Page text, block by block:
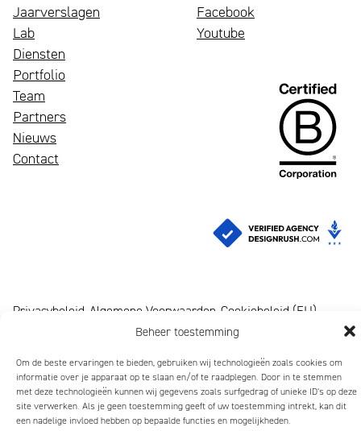
Beheer toestemming
Om de beste ervaringen te bieden, gebruiken wij technologieën zoals cookies om
informatie over je apparaat op te slaan en/of te raadplegen. Door in te stemmen
met deze technologieën kunnen wij gegevens zoals surfgedrag of unieke ID's op deze
site verwerken. Als je geen toestemming geeft of uw toestemming intrekt, kan dit
een nadelige invloed hebben op bepaalde functies en mogelijkheden.
Jaarverslagen
Lab
Diensten
Portfolio
Een
bloeiend
merk
trekt
glimlachen
Team
Wij
zijn
Mattmo,
jaarverslagen
Partners
Nieuws
Contact
Facebook
Youtube
Privacybeleid Algemene Voorwaarden Cookiebeleid (EU)
Copyright 2026 Mattmo Creative BV